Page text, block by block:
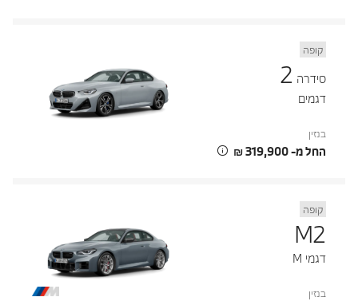
קופה
סידרה2
דגמים
בנזין
החל מ- ‏319,900 ‏₪
קופה
M2
דגמי M
בנזין